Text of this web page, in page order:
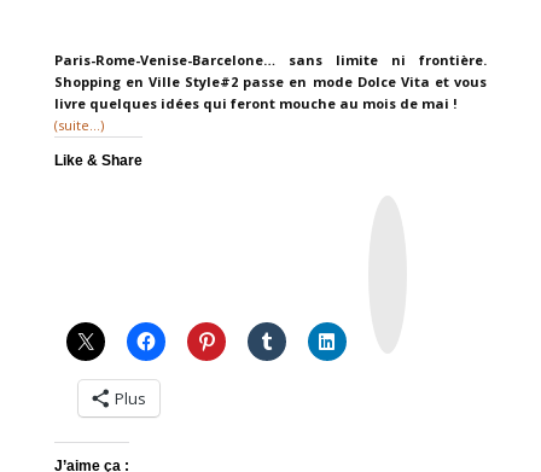
Paris-Rome-Venise-Barcelone… sans limite ni frontière.
Shopping en Ville Style#2 passe en mode Dolce Vita et vous
livre quelques idées qui feront mouche au mois de mai !
(suite…)
Like & Share
Plus
J’aime ça :